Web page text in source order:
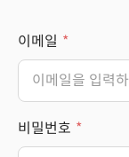
이메일
비밀번호